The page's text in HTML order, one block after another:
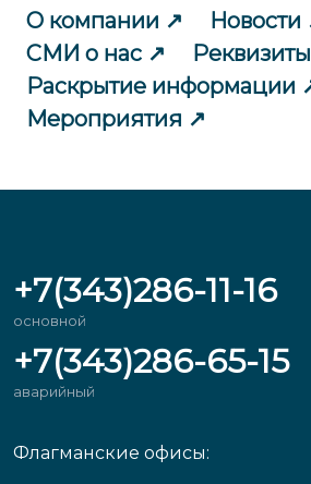
О компании
Новости
СМИ о нас
Реквизиты
Раскрытие информации
Мероприятия
+7(343)286-11-16
основной
+7(343)286-65-15
аварийный
Флагманские офисы: